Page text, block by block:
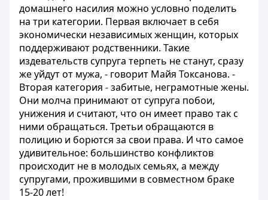
домашнего насилия можно условно поделить
на три категории. Первая включает в себя
экономически независимых женщин, которых
поддерживают родственники. Такие
издевательств супруга терпеть не станут, сразу
же уйдут от мужа, - говорит Майя Токсанова. -
Вторая категория - забитые, неграмотные жены.
Они молча принимают от супруга побои,
унижения и считают, что он имеет право так с
ними обращаться. Третьи обращаются в
полицию и борются за свои права. И что самое
удивительное: большинство конфликтов
происходит не в молодых семьях, а между
супругами, прожившими в совместном браке
15-20 лет!